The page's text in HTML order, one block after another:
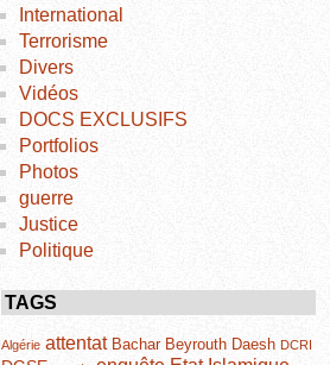
International
Terrorisme
Divers
Vidéos
DOCS EXCLUSIFS
Portfolios
Photos
guerre
Justice
Politique
TAGS
Algérie attentat Bachar Beyrouth Daesh DCRI